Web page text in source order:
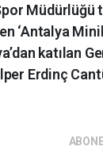
Müdürlüğü
‘Antalya
katılan
Erdinç